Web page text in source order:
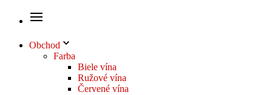
Obchod
Farba
Biele vína
Ružové vína
Červené vína